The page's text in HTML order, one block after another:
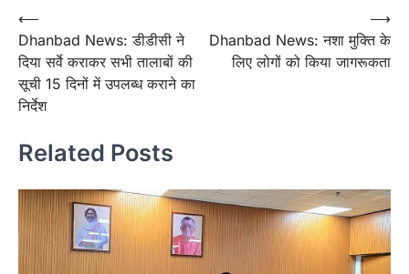
Post
navigation
⟵
Dhanbad News: डीडीसी ने
दिया सर्वे कराकर सभी तालाबों की
सूची 15 दिनों में उपलब्ध कराने का
निर्देश
Dhanbad News: नशा मुक्ति के
लिए लोगों को किया जागरूकता
⟶
Related Posts